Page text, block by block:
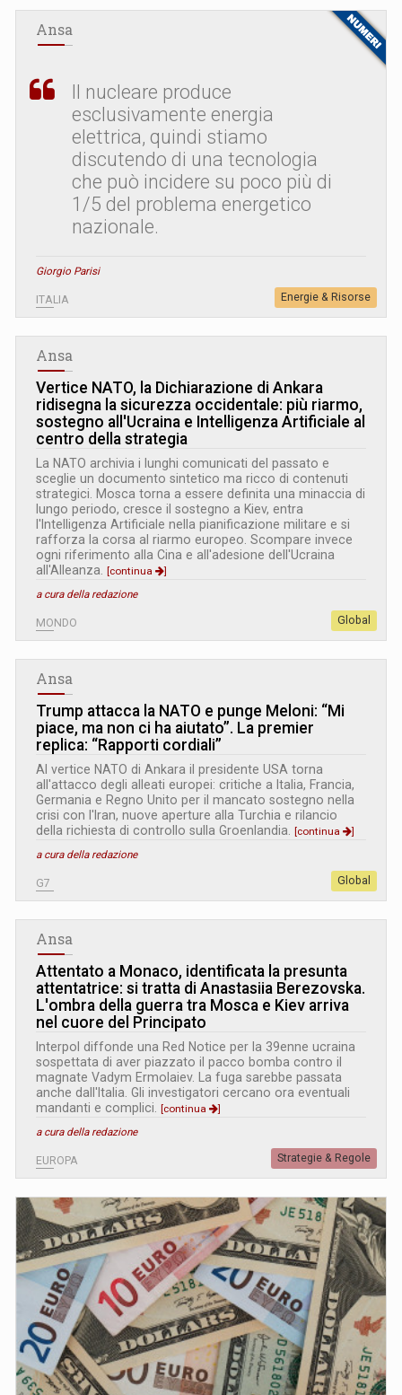
Ansa
Il nucleare produce
esclusivamente energia
elettrica, quindi stiamo
discutendo di una tecnologia
che può incidere su poco più di
1/5 del problema energetico
nazionale.
Giorgio Parisi
ITALIA Energie & Risorse
Ansa
Vertice NATO, la Dichiarazione di Ankara
ridisegna la sicurezza occidentale: più riarmo,
sostegno all'Ucraina e Intelligenza Artificiale al
centro della strategia
La NATO archivia i lunghi comunicati del passato e
sceglie un documento sintetico ma ricco di contenuti
strategici. Mosca torna a essere definita una minaccia di
lungo periodo, cresce il sostegno a Kiev, entra
l'Intelligenza Artificiale nella pianificazione militare e si
rafforza la corsa al riarmo europeo. Scompare invece
ogni riferimento alla Cina e all'adesione dell'Ucraina
all'Alleanza.
[continua
]
a cura della redazione
MONDO Global
Ansa
Trump attacca la NATO e punge Meloni: “Mi
piace, ma non ci ha aiutato”. La premier
replica: “Rapporti cordiali”
Al vertice NATO di Ankara il presidente USA torna
all'attacco degli alleati europei: critiche a Italia, Francia,
Germania e Regno Unito per il mancato sostegno nella
crisi con l'Iran, nuove aperture alla Turchia e rilancio
della richiesta di controllo sulla Groenlandia.
[continua
]
a cura della redazione
G7 Global
Ansa
Attentato a Monaco, identificata la presunta
attentatrice: si tratta di Anastasiia Berezovska.
L'ombra della guerra tra Mosca e Kiev arriva
nel cuore del Principato
Interpol diffonde una Red Notice per la 39enne ucraina
sospettata di aver piazzato il pacco bomba contro il
magnate Vadym Ermolaiev. La fuga sarebbe passata
anche dall'Italia. Gli investigatori cercano ora eventuali
mandanti e complici.
[continua
]
a cura della redazione
EUROPA Strategie & Regole